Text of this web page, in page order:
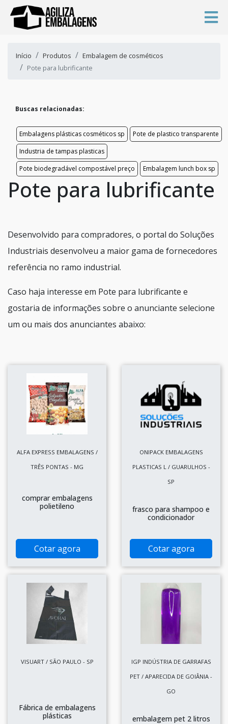
Início Produtos
Embalagem de cosméticos
Pote para lubrificante
Buscas relacionadas:
Embalagens plásticas cosméticos sp
Pote de plastico transparente
Industria de tampas plasticas
Pote biodegradável compostável preço
Embalagem lunch box sp
Pote para lubrificante
Desenvolvido para compradores, o portal do Soluções
Industriais desenvolveu a maior gama de fornecedores
referência no ramo industrial.
Caso haja interesse em Pote para lubrificante e
gostaria de informações sobre o anunciante selecione
um ou mais dos anunciantes abaixo:
ALFA EXPRESS EMBALAGENS /
TRÊS PONTAS - MG
comprar embalagens
polietileno
Cotar agora
ONIPACK EMBALAGENS
PLASTICAS L / GUARULHOS -
SP
frasco para shampoo e
condicionador
Cotar agora
VISUART / SÃO PAULO - SP
Fábrica de embalagens
plásticas
IGP INDÚSTRIA DE GARRAFAS
PET / APARECIDA DE GOIÂNIA -
GO
embalagem pet 2 litros